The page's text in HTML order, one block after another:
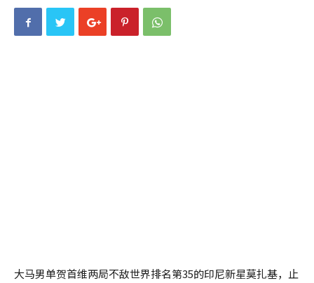
大马男单贺首维两局不敌世界排名第35的印尼新星莫扎基，止